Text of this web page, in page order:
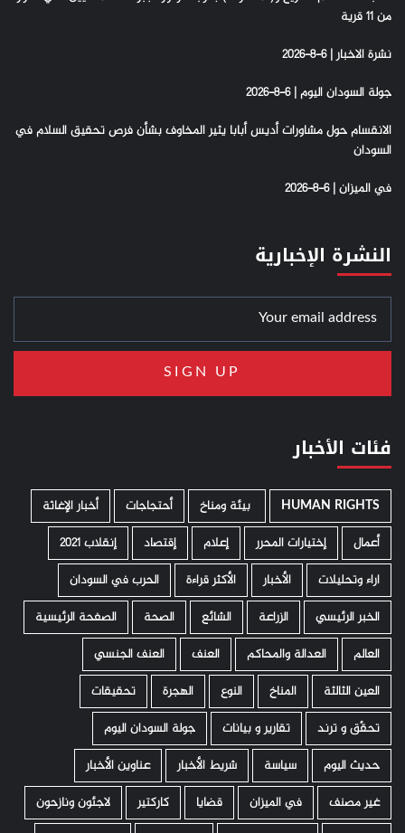
من 11 قرية
نشرة الاخبار | 6-8-2026
جولة السودان اليوم | 6-8-2026
الانقسام حول مشاورات أديس أبابا يثير المخاوف بشأن فرص تحقيق السلام في
السودان
في الميزان | 6-8-2026
النشرة الإخبارية
فئات الأخبار
HUMAN RIGHTS ­ بيئة ومناخ أحتجاجات
أخبار الإغاثة
أعمال
إختيارات المحرر إعلام إقتصاد
إنقلاب 2021
اراء وتحليلات
الأخبار الأكثر قراءة
الحرب في السودان
الخبر الرئيسي
الزراعة الشائع الصحة
الصفحة الرئيسية
العالم
العدالة والمحاكم العنف
العنف الجنسي
العين الثالثة
المناخ النوع الهجرة
تحقيقات
تحقّق و ترند
تقارير و بيانات
جولة السودان اليوم
حديث اليوم
سياسة شريط الأخبار
عناوين الأخبار
غير مصنف
في الميزان قضايا كاركتير
لاجئون ونازحون